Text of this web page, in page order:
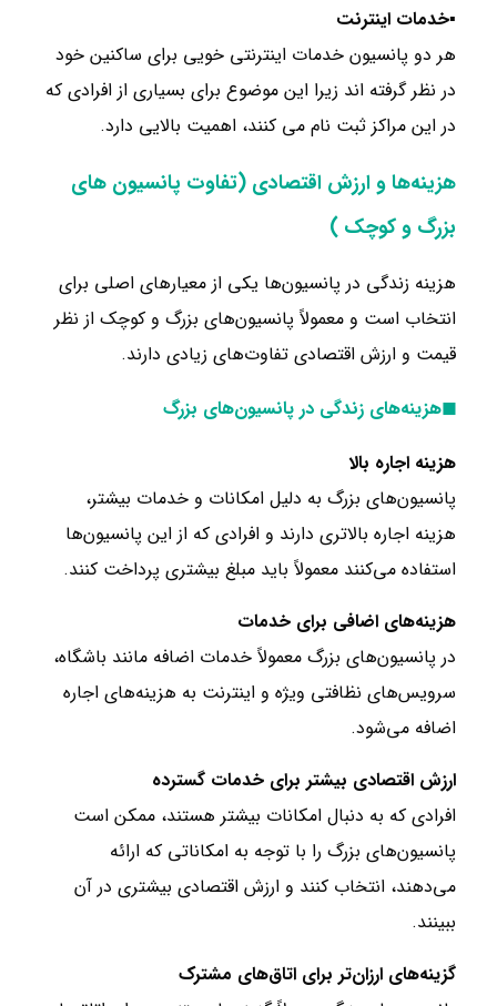
▪خدمات اینترنت
هر دو پانسیون خدمات اینترنتی خویی برای ساکنین خود
در نظر گرفته اند زیرا این موضوع برای بسیاری از افرادی که
در این مراکز ثبت نام می کنند، اهمیت بالایی دارد.
هزینه‌ها و ارزش اقتصادی (تفاوت پانسیون های
بزرگ و کوچک )
هزینه زندگی در پانسیون‌ها یکی از معیارهای اصلی برای
انتخاب است و معمولاً پانسیون‌های بزرگ و کوچک از نظر
قیمت و ارزش اقتصادی تفاوت‌های زیادی دارند.
◼هزینه‌های زندگی در پانسیون‌های بزرگ
هزینه اجاره بالا
پانسیون‌های بزرگ به دلیل امکانات و خدمات بیشتر،
هزینه اجاره بالاتری دارند و افرادی که از این پانسیون‌ها
استفاده می‌کنند معمولاً باید مبلغ بیشتری پرداخت کنند.
هزینه‌های اضافی برای خدمات
در پانسیون‌های بزرگ معمولاً خدمات اضافه مانند باشگاه،
سرویس‌های نظافتی ویژه و اینترنت به هزینه‌های اجاره
اضافه می‌شود.
ارزش اقتصادی بیشتر برای خدمات گسترده
افرادی که به دنبال امکانات بیشتر هستند، ممکن است
پانسیون‌های بزرگ را با توجه به امکاناتی که ارائه
می‌دهند، انتخاب کنند و ارزش اقتصادی بیشتری در آن
ببینند.
گزینه‌های ارزان‌تر برای اتاق‌های مشترک